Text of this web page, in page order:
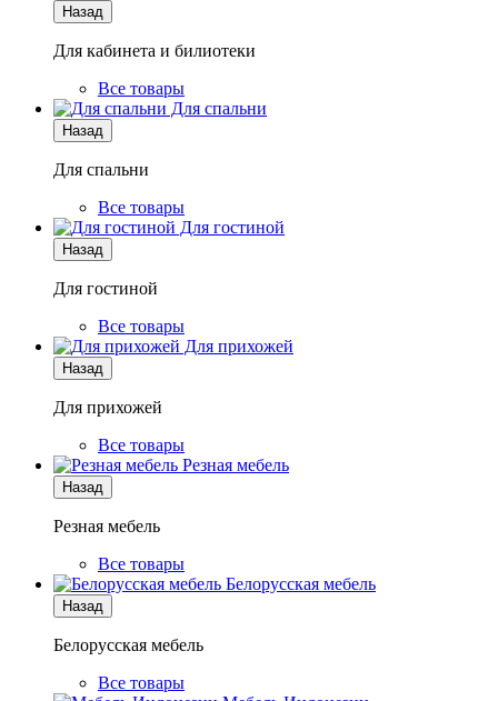
Назад
Для кабинета и билиотеки
Все товары
Для спальни
Назад
Для спальни
Все товары
Для гостиной
Назад
Для гостиной
Все товары
Для прихожей
Назад
Для прихожей
Все товары
Резная мебель
Назад
Резная мебель
Все товары
Белорусская мебель
Назад
Белорусская мебель
Все товары